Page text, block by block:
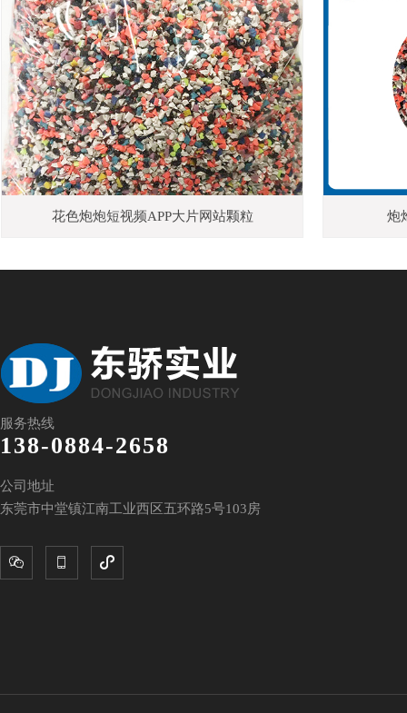
花色炮炮短视频APP大片网站颗粒 炮
服务热线
138-0884-2658
公司地址
东莞市中堂镇江南工业西区五环路5号103房
  